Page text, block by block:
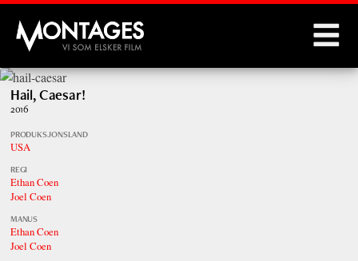
Montages
Hail, Caesar!
2016
PRODUKSJONSLAND
USA
REGI
Ethan Coen
Joel Coen
MANUS
Ethan Coen
Joel Coen